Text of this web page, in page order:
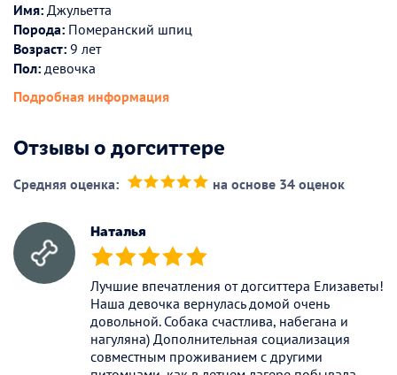
Имя: Джульетта
Порода: Померанский шпиц
Возраст: 9 лет
Пол: девочка
Подробная информация
Отзывы о догситтере
Средняя оценка: на основе 34 оценок
Наталья
(*) (*) (*) (*) (*)
Лучшие впечатления от догситтера Елизаветы!
Наша девочка вернулась домой очень
довольной. Собака счастлива, набегана и
нагуляна) Дополнительная социализация
совместным проживанием с другими